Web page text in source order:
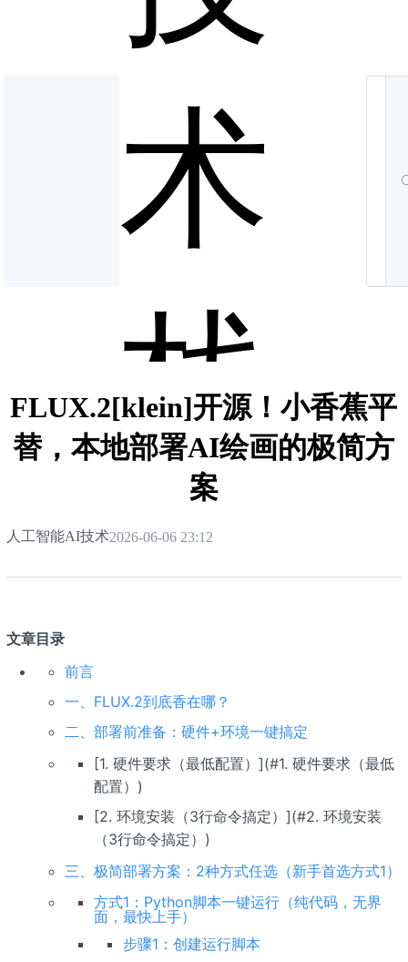
术
栈
FLUX.2[klein]开源！小香蕉平
替，本地部署AI绘画的极简方
案
人工智能AI技术2026-06-06 23:12
文章目录
前言
一、FLUX.2到底香在哪？
二、部署前准备：硬件+环境一键搞定
[1. 硬件要求（最低配置）](#1. 硬件要求（最低
配置）)
[2. 环境安装（3行命令搞定）](#2. 环境安装
（3行命令搞定）)
三、极简部署方案：2种方式任选（新手首选方式1）
方式1：Python脚本一键运行（纯代码，无界
面，最快上手）
步骤1：创建运行脚本